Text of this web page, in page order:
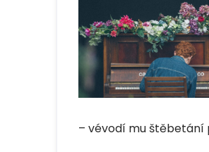
– vévodí mu štěbetání